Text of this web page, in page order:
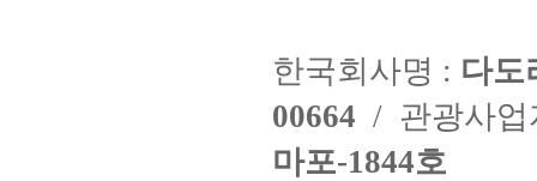
한국회사명 : 다도
00664 / 관광사
마포-1844호